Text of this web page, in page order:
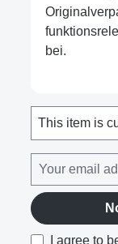
bei.
This item is
I agree to